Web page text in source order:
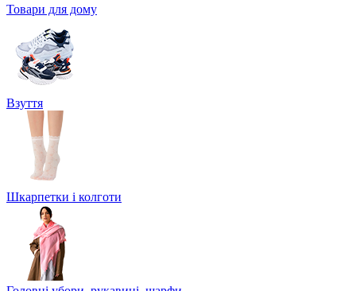
Товари для дому
Взуття
Шкарпетки і колготи